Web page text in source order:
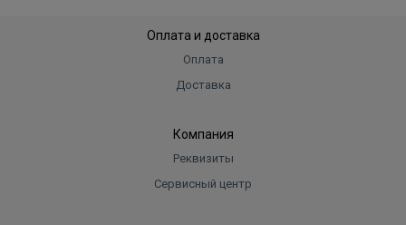
Оплата и доставка
Оплата
Доставка
Компания
Реквизиты
Сервисный центр